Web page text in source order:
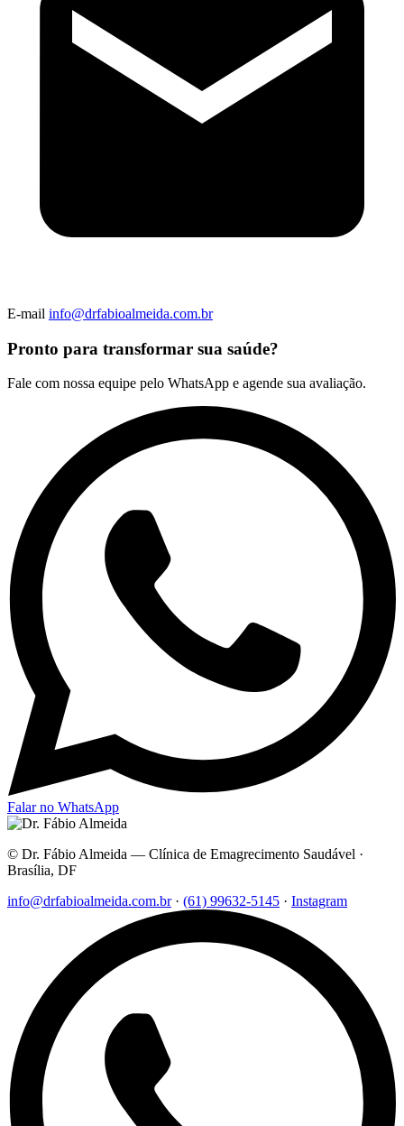
E-mail info@drfabioalmeida.com.br
Pronto para transformar sua saúde?
Fale com nossa equipe pelo WhatsApp e agende sua avaliação.
Falar no WhatsApp
© Dr. Fábio Almeida — Clínica de Emagrecimento Saudável ·
Brasília, DF
info@drfabioalmeida.com.br · (61) 99632-5145 · Instagram